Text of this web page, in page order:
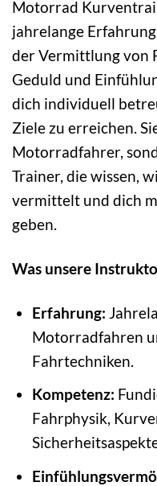
Motorrad
jahrelange
der Vermittlung von
Geduld und
dich individuell
Ziele zu erreichen.
Motorradfahrer,
Trainer, die wissen,
vermittelt und dich
geben.
Was unsere
Erfahrung:
Motorradfahren
Fahrtechniken.
Kompetenz:
Fahrphysik,